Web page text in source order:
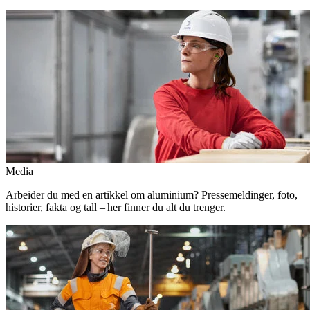
Media
Arbeider du med en artikkel om aluminium? Pressemeldinger, foto,
historier, fakta og tall – her finner du alt du trenger.